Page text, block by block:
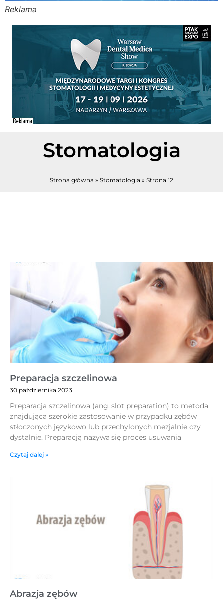
Reklama
Stomatologia
Strona główna » Stomatologia » Strona 12
Preparacja szczelinowa
30 października 2023
Preparacja szczelinowa (ang. slot preparation) to metoda
znajdująca szerokie zastosowanie w przypadku zębów
stłoczonych językowo lub przechylonych mezjalnie czy
dystalnie. Preparacją nazywa się proces usuwania
Czytaj dalej »
Abrazja zębów